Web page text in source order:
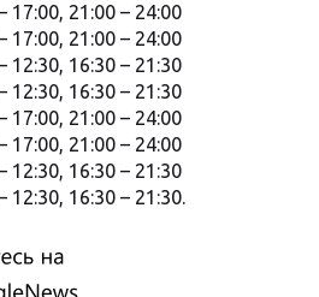
17:00, 21:00 – 24:00
17:00, 21:00 – 24:00
12:30, 16:30 – 21:30
12:30, 16:30 – 21:30
17:00, 21:00 – 24:00
17:00, 21:00 – 24:00
12:30, 16:30 – 21:30
12:30, 16:30 – 21:30.